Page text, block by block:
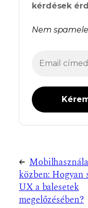
kérdések
Nem
←
közben: Hogyan
UX a balesetek
megelőzésében?